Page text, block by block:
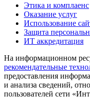
Этика и комплаенс
Оказание услуг
Использование
Защита
ИТ аккредитация
На информационном
рекомендательные
предоставления
и анализа сведений,
пользователей сети